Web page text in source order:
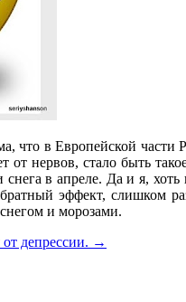
что в Европейской
от нервов, стало быть
в апреле. Да и я,
эффект, слишком
и морозами.
депрессии. →